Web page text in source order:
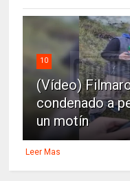
10
(Vídeo)
condenado a
un motín
Leer Mas